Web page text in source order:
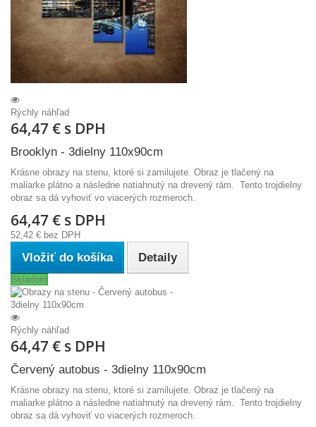
Rýchly náhľad
64,47 € s DPH
Brooklyn - 3dielny 110x90cm
Krásne obrazy na stenu, ktoré si zamilujete. Obraz je tlačený na
maliarke plátno a následne natiahnutý na drevený rám. Tento trojdielny
obraz sa dá vyhoviť vo viacerých rozmeroch.
64,47 € s DPH
52,42 € bez DPH
Vložiť do košíka Detaily
Skladom
Rýchly náhľad
64,47 € s DPH
Červený autobus - 3dielny 110x90cm
Krásne obrazy na stenu, ktoré si zamilujete. Obraz je tlačený na
maliarke plátno a následne natiahnutý na drevený rám. Tento trojdielny
obraz sa dá vyhoviť vo viacerých rozmeroch.